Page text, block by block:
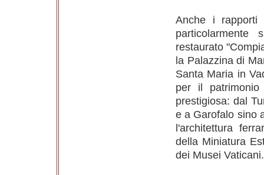
Anche i
particolarmente
restaurato
la Palazzina di
Santa Maria in
per il
prestigiosa: dal
e a Garofalo sino
l'architettura
della Miniatura
dei Musei Vaticani.